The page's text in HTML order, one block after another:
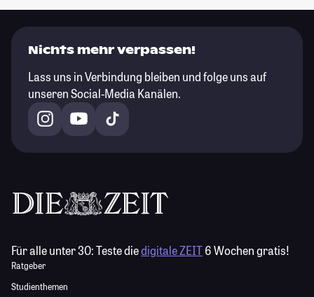
Nichts mehr verpassen!
Lass uns in Verbindung bleiben und folge uns auf
unseren Social-Media Kanälen.
Für alle unter 30:Teste diedigitale ZEIT6 Wochen gratis!
Ratgeber
Studienthemen